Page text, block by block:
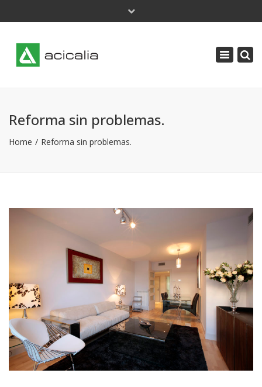
Toggle
Reforma sin problemas.
Home Reforma sin problemas.